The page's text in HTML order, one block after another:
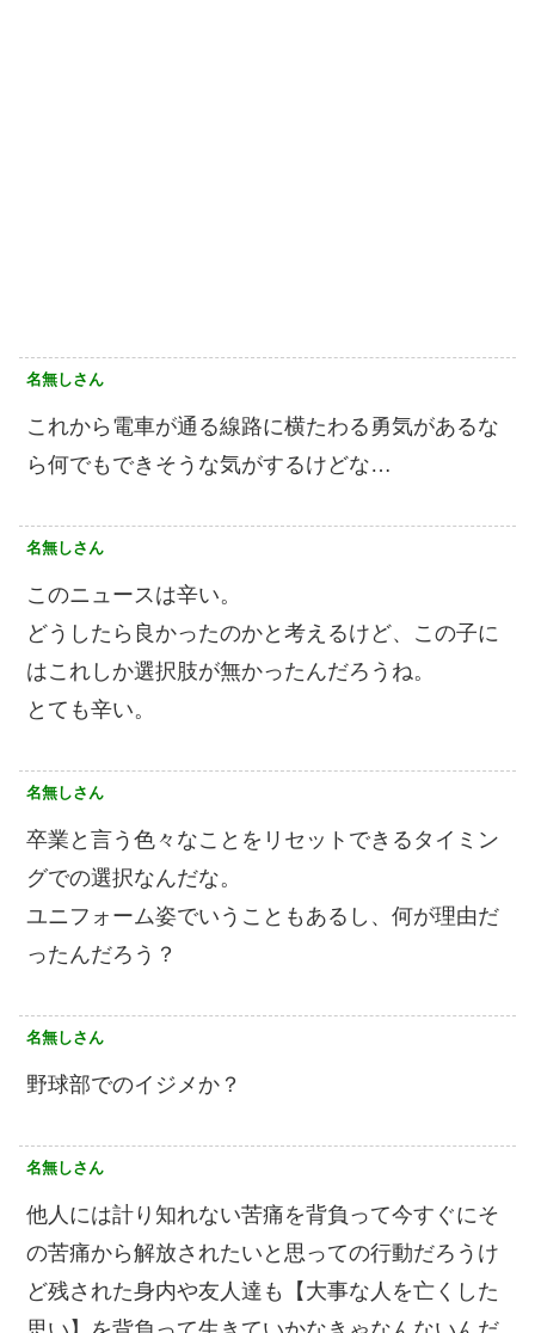
名無しさん
これから電車が通る線路に横たわる勇気があるな
ら何でもできそうな気がするけどな…
名無しさん
このニュースは辛い。
どうしたら良かったのかと考えるけど、この子に
はこれしか選択肢が無かったんだろうね。
とても辛い。
名無しさん
卒業と言う色々なことをリセットできるタイミン
グでの選択なんだな。
ユニフォーム姿でいうこともあるし、何が理由だ
ったんだろう？
名無しさん
野球部でのイジメか？
名無しさん
他人には計り知れない苦痛を背負って今すぐにそ
の苦痛から解放されたいと思っての行動だろうけ
ど残された身内や友人達も【大事な人を亡くした